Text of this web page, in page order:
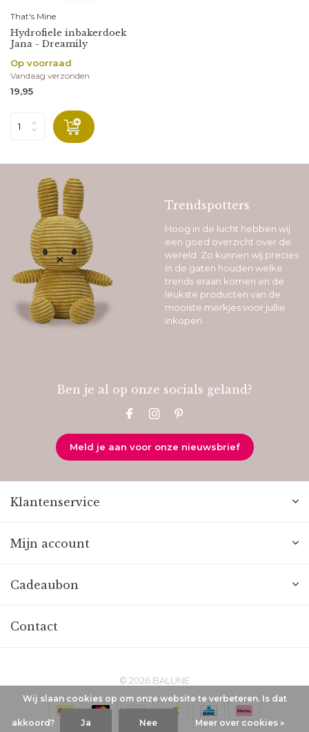
That's Mine
Hydrofiele inbakerdoek
Jana - Dreamily
Op voorraad
Vandaag verzonden
19,95
Trendspotters
Hoog in de lucht hebben wij
een goed overzicht over de
wereld. Zo kunnen wij precies
in de gaten houden welke
trends eraan komen en de
leukste producten van de
mooiste merkjes voor jullie
inkopen.
Ben je al op onze socials geland?
Meld je aan voor onze nieuwsbrief
Klantenservice
Mijn account
Cadeaubon
Contact
© 2026 BALUNE
Wij slaan cookies op om onze website te verbeteren. Is dat
akkoord? Ja Nee Meer over cookies »